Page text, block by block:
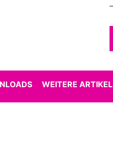
WEITERE ARTIKEL